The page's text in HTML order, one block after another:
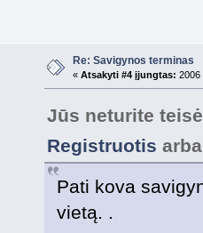
Re: Savigynos terminas
« Atsakyti #4 įjungtas: 2006
Jūs neturite
Registruotis
Pati kova
vietą. .